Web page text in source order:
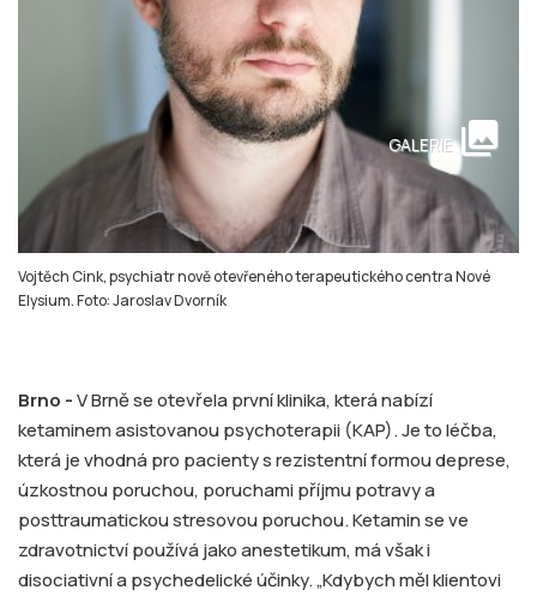
Vojtěch Cink, psychiatr nově otevřeného terapeutického centra Nové
Elysium. Foto: Jaroslav Dvorník
GALERIE collections
Brno -V Brně se otevřela první klinika, která nabízí
ketaminem asistovanou psychoterapii (KAP). Je to léčba,
která je vhodná pro pacienty s rezistentní formou deprese,
úzkostnou poruchou, poruchami příjmu potravy a
posttraumatickou stresovou poruchou. Ketamin se ve
zdravotnictví používá jako anestetikum, má však i
disociativní a psychedelické účinky. „Kdybych měl klientovi